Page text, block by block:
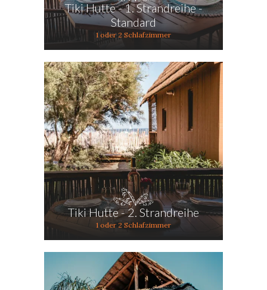
Tiki Hutte - 1. Strandreihe -
Standard
1 oder 2 Schlafzimmer
Tiki Hutte - 2. Strandreihe
1 oder 2 Schlafzimmer